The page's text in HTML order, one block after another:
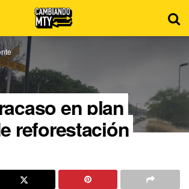
en plan
reforestación